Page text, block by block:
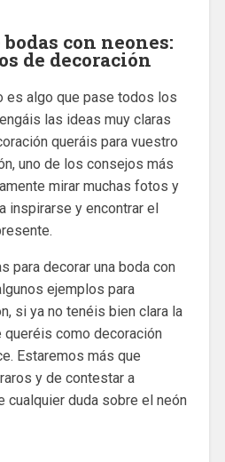
con neones:
de decoración
es algo que pase todos los
las ideas muy claras
queráis para vuestro
uno de los consejos más
mirar muchas fotos y
inspirarse y encontrar el
para decorar una boda con
ejemplos para
si ya no tenéis bien clara la
como decoración
Estaremos más que
y de contestar a
cualquier duda sobre el neón